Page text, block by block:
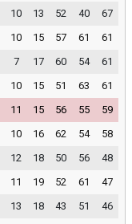
10 13 52 40
67
10 15 57 61
61
7 17 60 54
61
10 15 51 63
61
11 15 56 55
59
10 16 62 54
58
12 18 50 56
48
11 19 52 61
47
13 18 43 51
46